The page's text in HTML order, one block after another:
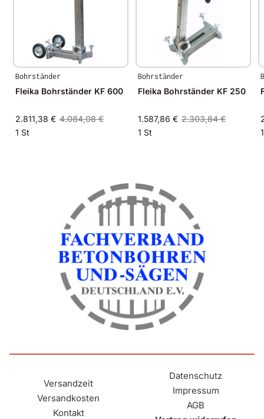
Bohrständer
Fleika Bohrständer KF 600
2.811,38 € 4.084,08 €
1 St
Bohrständer
Fleika Bohrständer KF 250
1.587,86 € 2.303,84 €
1 St
Versandzeit
Versandkosten
Kontakt
Datenschutz
Impressum
AGB